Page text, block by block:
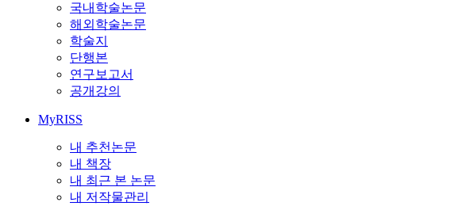
국내학술논문
해외학술논문
학술지
단행본
연구보고서
공개강의
MyRISS
내 추천논문
내 책장
내 최근 본 논문
내 저작물관리